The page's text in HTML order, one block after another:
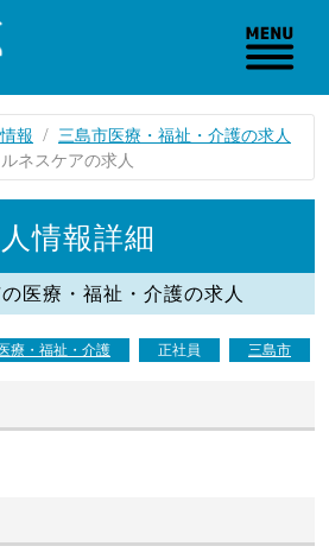
報
三島市医療・福祉・介護の求人
ネスケアの求人
情報詳細
医療・福祉・介護の求人
療・福祉・介護 正社員 三島市